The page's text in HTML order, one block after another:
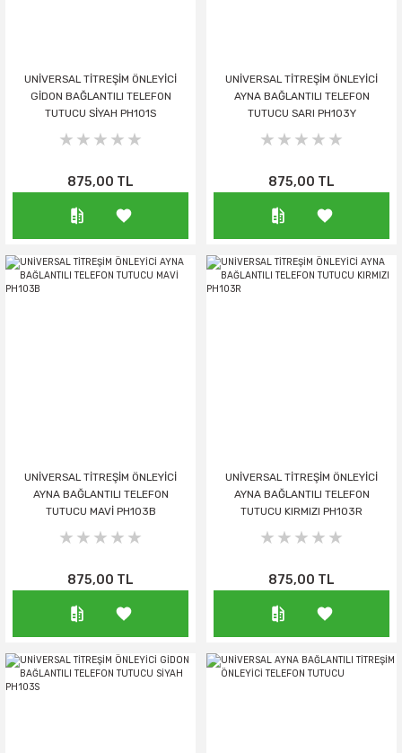
UNİVERSAL TİTREŞİM ÖNLEYİCİ
GİDON BAĞLANTILI TELEFON
TUTUCU SİYAH PH101S
875,00 TL
UNİVERSAL TİTREŞİM ÖNLEYİCİ
AYNA BAĞLANTILI TELEFON
TUTUCU SARI PH103Y
875,00 TL
UNİVERSAL TİTREŞİM ÖNLEYİCİ
AYNA BAĞLANTILI TELEFON
TUTUCU MAVİ PH103B
875,00 TL
UNİVERSAL TİTREŞİM ÖNLEYİCİ
AYNA BAĞLANTILI TELEFON
TUTUCU KIRMIZI PH103R
875,00 TL